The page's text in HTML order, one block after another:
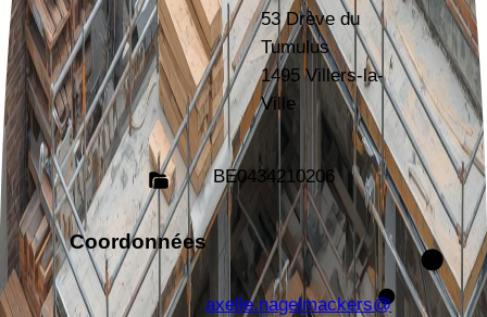
53 Drève du
Tumulus
1495 Villers-la-
Ville
BE0434210206
Coordonnées
axelle.nagelmackers@